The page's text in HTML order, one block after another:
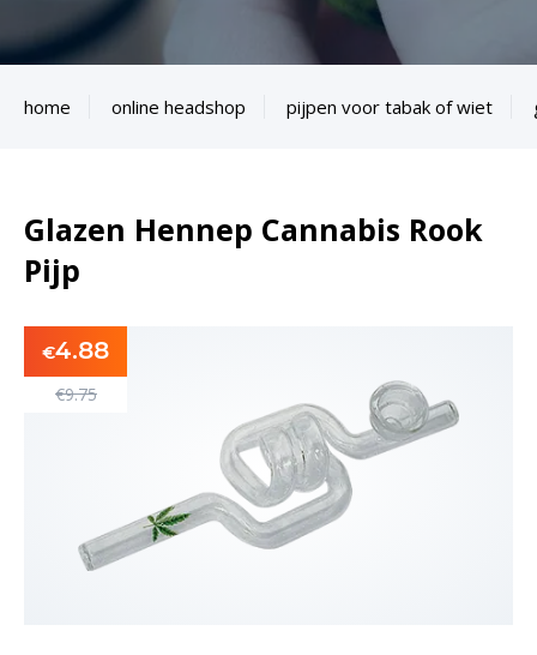
home online headshop pijpen voor tabak of wiet
Glazen Hennep Cannabis Rook
Pijp
€4.88
€9.75